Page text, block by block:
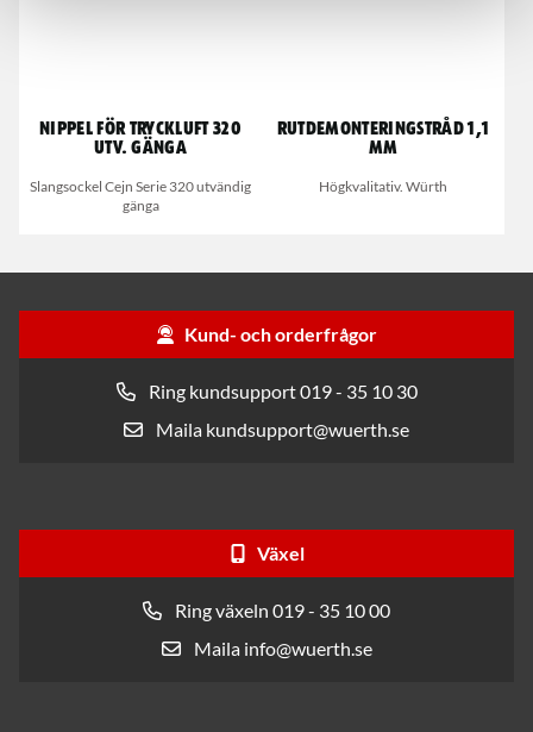
Nippel för tryckluft 320
utv. gänga
Slangsockel Cejn Serie 320 utvändig
gänga
Rutdemonteringstråd 1,1
mm
Högkvalitativ. Würth
Kund- och orderfrågor
Ring kundsupport 019 - 35 10 30
Maila kundsupport@wuerth.se
Växel
Ring växeln 019 - 35 10 00
Maila info@wuerth.se